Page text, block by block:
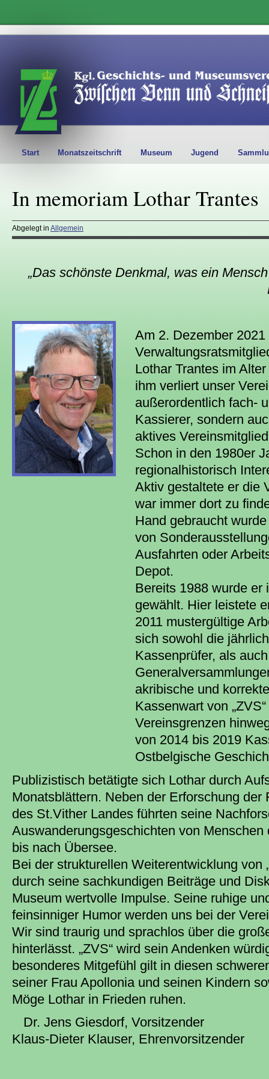
Start Monatszeitschrift Museum Jugend
In memoriam Lothar Trantes
Abgelegt in Allgemein
„Das schönste Denkmal, was ein
Am 2. Dezember
Lothar Trantes im
ihm verliert unser
außerordentlich fach-
Kassierer, sondern
aktives
Schon in den 1980er
regionalhistorisch
Aktiv gestaltete er die
war immer dort zu
Hand gebraucht
von
Ausfahrten oder
Depot.
Bereits 1988 wurde er
gewählt. Hier leistete
2011 mustergültige
sich sowohl die
Kassenprüfer, als
akribische und
Kassenwart von
Vereinsgrenzen
von 2014 bis 2019
Ostbelgische
Publizistisch betätigte sich Lothar durch
Monatsblättern. Neben der Erforschung der
des St.Vither Landes führten seine
Auswanderungsgeschichten von
bis nach Übersee.
Bei der strukturellen Weiterentwicklung von
durch seine sachkundigen Beiträge und
Museum wertvolle Impulse. Seine ruhige
feinsinniger Humor werden uns bei der
Wir sind traurig und sprachlos über die
hinterlässt. „ZVS“ wird sein Andenken
besonderes Mitgefühl gilt in diesen
seiner Frau Apollonia und seinen Kindern
Möge Lothar in Frieden ruhen.
Dr. Jens Giesdorf, Vorsitzender
Klaus-Dieter Klauser, Ehrenvorsitzender